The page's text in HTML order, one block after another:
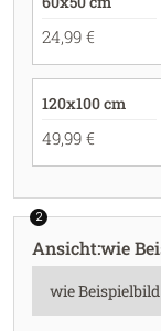
24,99 €
120x100 cm
49,99 €
2
Ansicht:wie